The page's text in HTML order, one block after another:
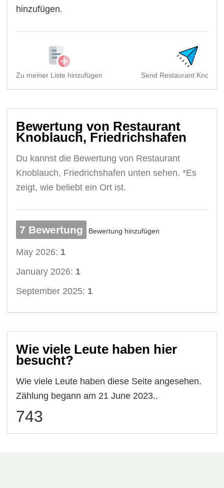
hinzufügen.
Zu meiner Liste hinzufügen Send Restaurant
Bewertung von Restaurant
Knoblauch, Friedrichshafen
Du kannst die Bewertung von Restaurant
Knoblauch, Friedrichshafen unten sehen. *Es
zeigt, wie beliebt ein Ort ist.
7 Bewertung Bewertung hinzufügen
May 2026: 1
January 2026: 1
September 2025: 1
Wie viele Leute haben hier
besucht?
Wie viele Leute haben diese Seite angesehen.
Zählung begann am 21 June 2023..
743